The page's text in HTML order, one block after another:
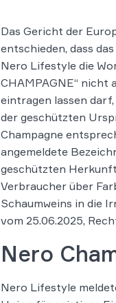
Das Gericht der
entschieden, dass
Nero Lifestyle die
CHAMPAGNE“ nicht
eintragen lassen
der geschützten
Champagne
angemeldete
geschützten
Verbraucher über
Schaumweins in die
vom 25.06.2025,
Nero
Nero Lifestyle